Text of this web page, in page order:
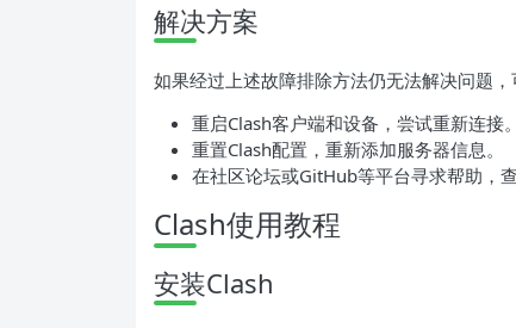
解决方案
如果经过上述故障排除方法仍无法解决问题，
重启Clash客户端和设备，尝试重新连接。
重置Clash配置，重新添加服务器信息。
在社区论坛或GitHub等平台寻求帮助，
Clash使用教程
安装Clash